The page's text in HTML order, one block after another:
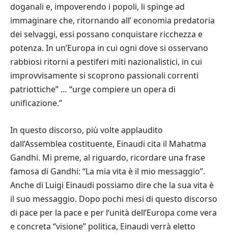
doganali e, impoverendo i popoli, li spinge ad
immaginare che, ritornando all’ economia predatoria
dei selvaggi, essi possano conquistare ricchezza e
potenza. In un’Europa in cui ogni dove si osservano
rabbiosi ritorni a pestiferi miti nazionalistici, in cui
improvvisamente si scoprono passionali correnti
patriottiche” … “urge compiere un opera di
unificazione.”
In questo discorso, più volte applaudito
dall’Assemblea costituente, Einaudi cita il Mahatma
Gandhi. Mi preme, al riguardo, ricordare una frase
famosa di Gandhi: “La mia vita è il mio messaggio”.
Anche di Luigi Einaudi possiamo dire che la sua vita è
il suo messaggio. Dopo pochi mesi di questo discorso
di pace per la pace e per l‘unità dell’Europa come vera
e concreta “visione” politica, Einaudi verrà eletto